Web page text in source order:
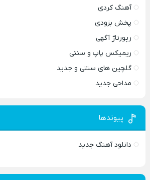
آهنگ کردی
پخش بزودی
رپورتاژ آگهی
ریمیکس پاپ و سنتی
گلچین های سنتی و جدید
مداحی جدید
پیوندها
دانلود آهنگ جدید